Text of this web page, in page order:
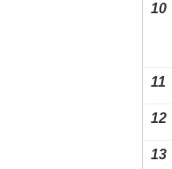
10
11
12
13